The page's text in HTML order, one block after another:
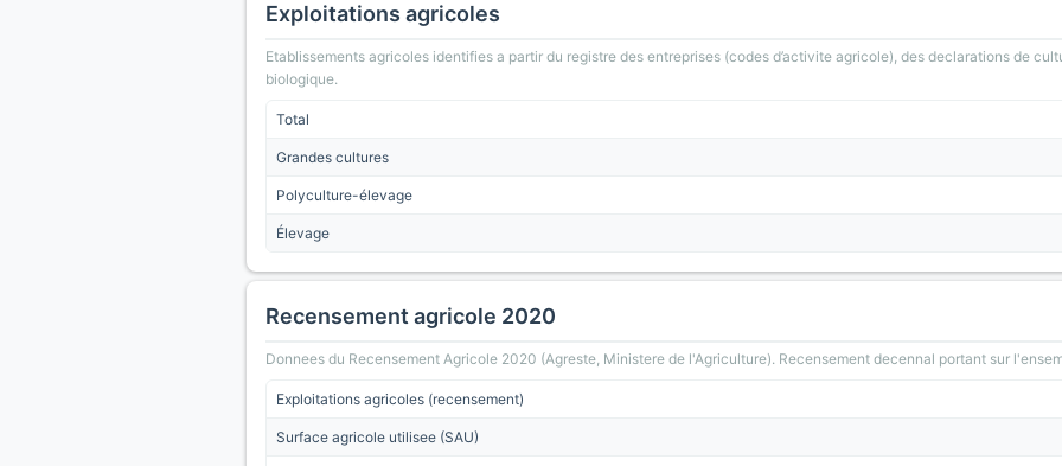
Exploitations agricoles
Etablissements agricoles identifies a partir du registre des entreprises (codes d’activite agricole), des declarations de
biologique.
Total
Grandes cultures
Polyculture-élevage
Élevage
Recensement agricole 2020
Donnees du Recensement Agricole 2020 (Agreste, Ministere de l'Agriculture). Recensement decennal portant sur
Exploitations agricoles (recensement)
Surface agricole utilisee (SAU)